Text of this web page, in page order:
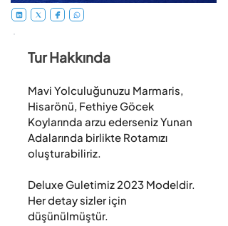
Tur Hakkında
Mavi Yolculuğunuzu Marmaris,
Hisarönü, Fethiye Göcek
Koylarında arzu ederseniz Yunan
Adalarında birlikte Rotamızı
oluşturabiliriz.
Deluxe Guletimiz 2023 Modeldir.
Her detay sizler için
düşünülmüştür.